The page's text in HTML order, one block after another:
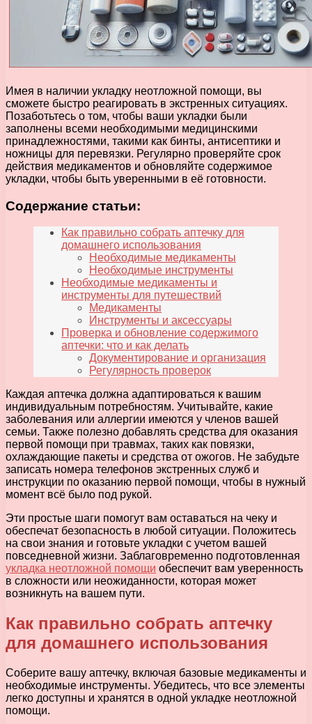
Имея в наличии укладку неотложной помощи, вы
сможете быстро реагировать в экстренных ситуациях.
Позаботьтесь о том, чтобы ваши укладки были
заполнены всеми необходимыми медицинскими
принадлежностями, такими как бинты, антисептики и
ножницы для перевязки. Регулярно проверяйте срок
действия медикаментов и обновляйте содержимое
укладки, чтобы быть уверенными в её готовности.
Содержание статьи:
Как правильно собрать аптечку для
домашнего использования
Необходимые медикаменты
Необходимые инструменты
Необходимые медикаменты и
инструменты для путешествий
Медикаменты
Инструменты и аксессуары
Проверка и обновление содержимого
аптечки: что и как делать
Документирование и организация
Регулярность проверок
Каждая аптечка должна адаптироваться к вашим
индивидуальным потребностям. Учитывайте, какие
заболевания или аллергии имеются у членов вашей
семьи. Также полезно добавлять средства для оказания
первой помощи при травмах, таких как повязки,
охлаждающие пакеты и средства от ожогов. Не забудьте
записать номера телефонов экстренных служб и
инструкции по оказанию первой помощи, чтобы в нужный
момент всё было под рукой.
Эти простые шаги помогут вам оставаться на чеку и
обеспечат безопасность в любой ситуации. Положитесь
на свои знания и готовьте укладки с учетом вашей
повседневной жизни. Заблаговременно подготовленная
укладка неотложной помощи обеспечит вам уверенность
в сложности или неожиданности, которая может
возникнуть на вашем пути.
Как правильно собрать аптечку
для домашнего использования
Соберите вашу аптечку, включая базовые медикаменты и
необходимые инструменты. Убедитесь, что все элементы
легко доступны и хранятся в одной укладке неотложной
помощи.